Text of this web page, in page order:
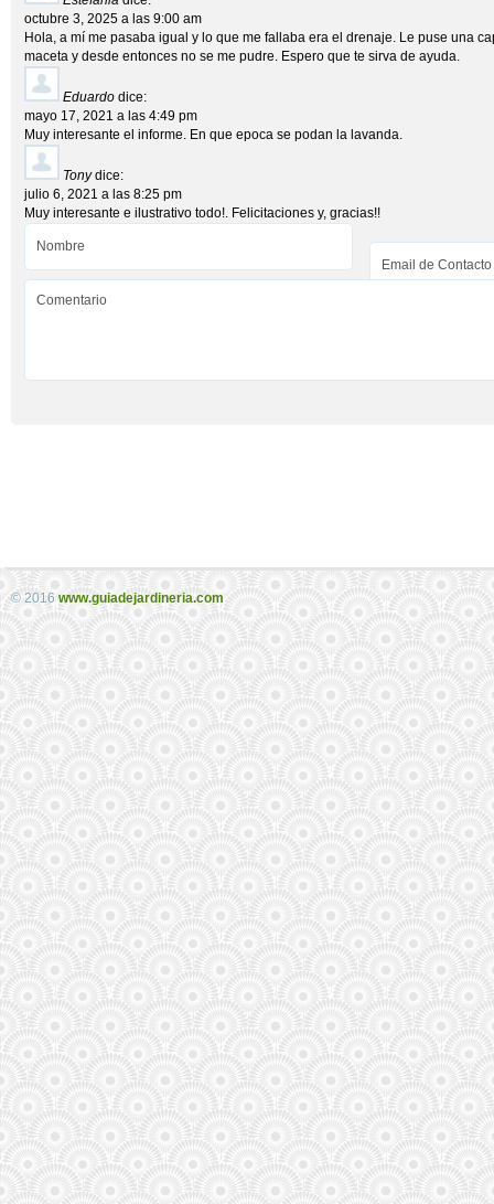
octubre 3, 2025 a las 9:00 am
Hola, a mí me pasaba igual y lo que me fallaba era el drenaje. Le puse una
maceta y desde entonces no se me pudre. Espero que te sirva de ayuda.
Eduardo dice:
mayo 17, 2021 a las 4:49 pm
Muy interesante el informe. En que epoca se podan la lavanda.
Tony dice:
julio 6, 2021 a las 8:25 pm
Muy interesante e ilustrativo todo!. Felicitaciones y, gracias!!
© 2016 www.guiadejardineria.com